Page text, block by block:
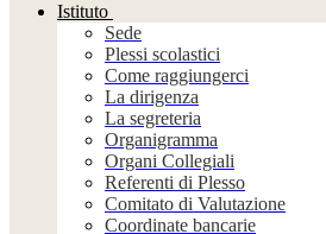
Istituto
Sede
Plessi scolastici
Come raggiungerci
La dirigenza
La segreteria
Organigramma
Organi Collegiali
Referenti di Plesso
Comitato di Valutazione
Coordinate bancarie